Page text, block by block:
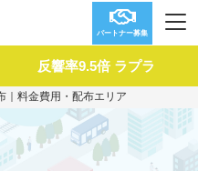
パートナー募集
反響率9.5倍 ラプラ
｜料金費用・配布エリア